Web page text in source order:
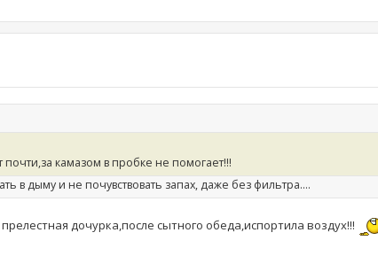
камазом в пробке не помогает!!!
в дыму и не почувствовать запах, даже без фильтра....
дочурка,после сытного обеда,испортила воздух!!!